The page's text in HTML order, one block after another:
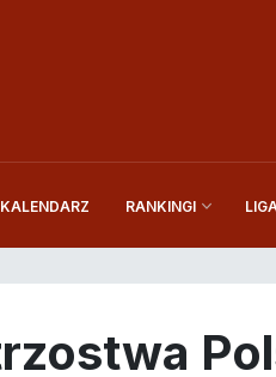
KALENDARZ RANKINGI